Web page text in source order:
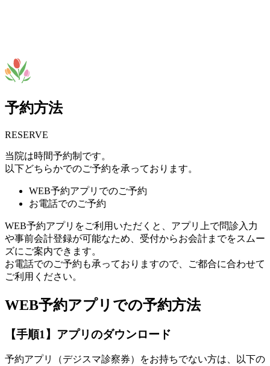
予約方法
RESERVE
当院は時間予約制 です。
以下どちらかでのご予約を承っております。
WEB予約アプリでのご予約
お電話でのご予約
WEB予約アプリをご利用いただくと、アプリ上で問診入力
や事前会計登録が可能なため、受付からお会計までをスムー
ズにご案内できます。
お電話でのご予約も承っておりますので、ご都合に合わせて
ご利用ください。
WEB予約アプリでの予約方法
【手順1】アプリのダウンロード
予約アプリ（デジスマ診察券）をお持ちでない方は、以下の